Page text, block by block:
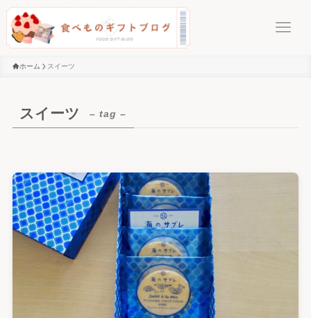
ホーム スイーツ
スイーツ – tag –